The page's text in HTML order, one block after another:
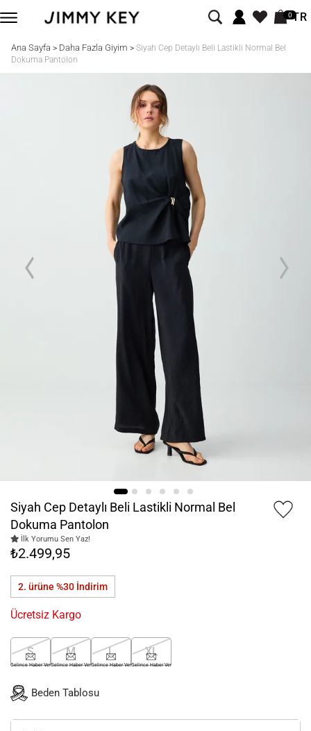
0TR
Ana Sayfa > Daha Fazla Giyim > Siyah Cep Detaylı Beli Lastikli Normal Bel
Dokuma Pantolon
Siyah Cep Detaylı Beli Lastikli Normal Bel
Dokuma Pantolon
İlk Yorumu Sen Yaz!
₺2.499,95
2. ürüne %30 İndirim
Ücretsiz Kargo
S
Gelince Haber Ver
M
Gelince Haber Ver
L
Gelince Haber Ver
XL
Gelince Haber Ver
Beden Tablosu